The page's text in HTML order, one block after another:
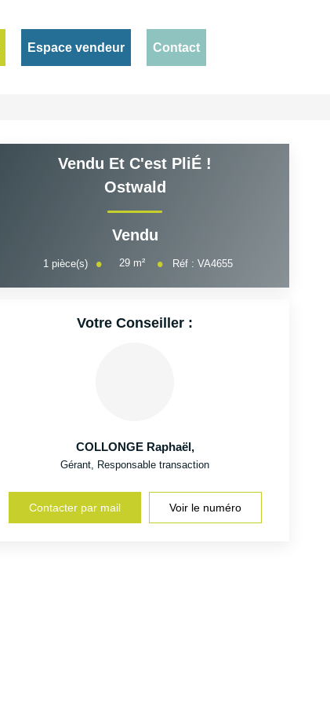
Espace vendeur Contact
Vendu Et C'est PliÉ !
Ostwald
Vendu
1 pièce(s) 29 m² Réf :VA4655
Votre Conseiller :
COLLONGE Raphaël,
Gérant, Responsable transaction
Contacter par mail Voir le numéro